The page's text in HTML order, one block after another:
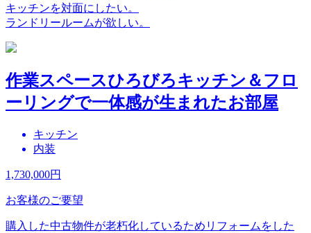
キッチンを対面にしたい。
ランドリールームが欲しい。
作業スペースひろびろキッチン＆フロ
ーリングで一体感が生まれたお部屋
キッチン
内装
1,730,000円
お客様のご要望
購入した中古物件が老朽化しているためリフォームをした